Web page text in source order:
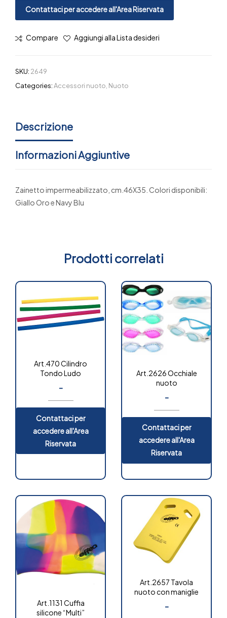
Contattaci per accedere all'Area Riservata
Compare Aggiungi alla Lista desideri
SKU: 2649
Categories:Accessori nuoto Nuoto
Descrizione
Informazioni Aggiuntive
Zainetto impermeabilizzato, cm.46X35. Colori disponibili:
Giallo Oro e Navy Blu
Prodotti correlati
Art.470 Cilindro
Tondo Ludo
-
Contattaci per
accedere all'Area
Riservata
Art.2626 Occhiale
nuoto
-
Contattaci per
accedere all'Area
Riservata
Art.1131 Cuffia
silicone “Multi”
Art.2657 Tavola
nuoto con maniglie
-